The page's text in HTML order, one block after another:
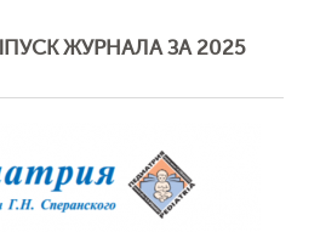
ЖУРНАЛА ЗА 2025